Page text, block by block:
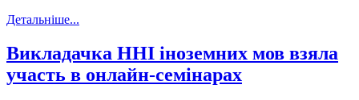
Детальніше...
Викладачка ННІ іноземних мов взяла
участь в онлайн-семінарах